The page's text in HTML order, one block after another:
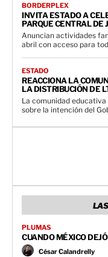
BORDERPLEX
INVITA ESTADO A
PARQUE CENTRAL DE
Anuncian actividades
abril con acceso para
ESTADO
REACCIONA LA
LA DISTRIBUCIÓN DE
La comunidad educativa
sobre la intención del
PLUMAS
CUANDO MÉXICO
César Calandrelly